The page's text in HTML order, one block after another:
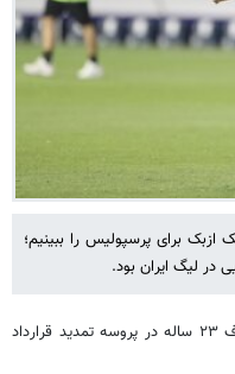
برای پرسپولیس را ببینیم؛
در لیگ ایران بود.
؛ اوستون اورونوف ۲۳ ساله در پروسه تمدید قرارداد